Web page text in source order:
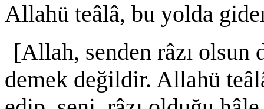
Allahü teâlâ, bu yolda
[Allah, senden râzı olsun
demek değildir. Allahü